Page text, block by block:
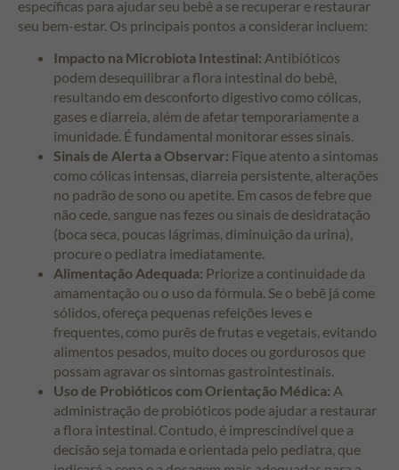
específicas para ajudar seu bebê a se recuperar e restaurar
seu bem-estar. Os principais pontos a considerar incluem:
Impacto na Microbiota Intestinal: Antibióticos
podem desequilibrar a flora intestinal do bebê,
resultando em desconforto digestivo como cólicas,
gases e diarreia, além de afetar temporariamente a
imunidade. É fundamental monitorar esses sinais.
Sinais de Alerta a Observar: Fique atento a sintomas
como cólicas intensas, diarreia persistente, alterações
no padrão de sono ou apetite. Em casos de febre que
não cede, sangue nas fezes ou sinais de desidratação
(boca seca, poucas lágrimas, diminuição da urina),
procure o pediatra imediatamente.
Alimentação Adequada: Priorize a continuidade da
amamentação ou o uso da fórmula. Se o bebê já come
sólidos, ofereça pequenas refeições leves e
frequentes, como purês de frutas e vegetais, evitando
alimentos pesados, muito doces ou gordurosos que
possam agravar os sintomas gastrointestinais.
Uso de Probióticos com Orientação Médica: A
administração de probióticos pode ajudar a restaurar
a flora intestinal. Contudo, é imprescindível que a
decisão seja tomada e orientada pelo pediatra, que